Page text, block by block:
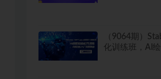
（9064期）
化训练班，Al